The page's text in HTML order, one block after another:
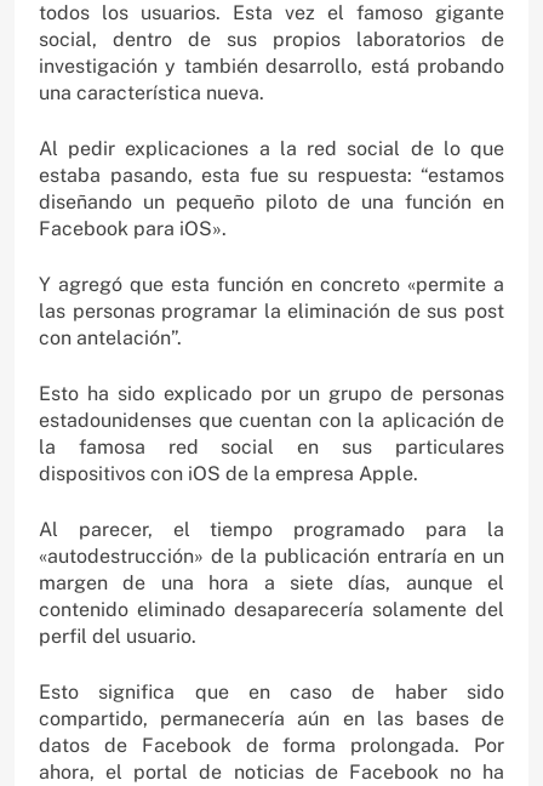
todos los usuarios. Esta vez el famoso gigante
social, dentro de sus propios laboratorios de
investigación y también desarrollo, está probando
una característica nueva.
Al pedir explicaciones a la red social de lo que
estaba pasando, esta fue su respuesta: “estamos
diseñando un pequeño piloto de una función en
Facebook para iOS».
Y agregó que esta función en concreto «permite a
las personas programar la eliminación de sus post
con antelación”.
Esto ha sido explicado por un grupo de personas
estadounidenses que cuentan con la aplicación de
la famosa red social en sus particulares
dispositivos con iOS de la empresa Apple.
Al parecer, el tiempo programado para la
«autodestrucción» de la publicación entraría en un
margen de una hora a siete días, aunque el
contenido eliminado desaparecería solamente del
perfil del usuario.
Esto significa que en caso de haber sido
compartido, permanecería aún en las bases de
datos de Facebook de forma prolongada. Por
ahora, el portal de noticias de Facebook no ha